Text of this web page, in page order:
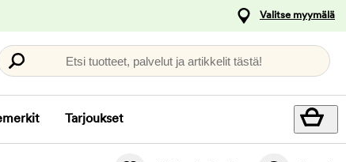
Valitse myymälä
Etsi tuotteet, palvelut ja artikkelit tästä!
Tarjoukset